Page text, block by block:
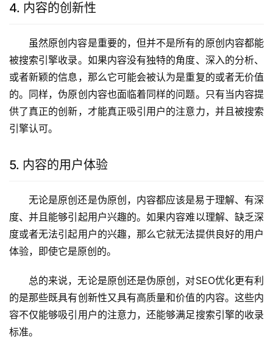
4. 内容的创新性
虽然原创内容是重要的，但并不是所有的原创内容都能
被搜索引擎收录。如果内容没有独特的角度、深入的分析、
或者新颖的信息，那么它可能会被认为是重复的或者无价值
的。同样，伪原创内容也面临着同样的问题。只有当内容提
供了真正的创新，才能真正吸引用户的注意力，并且被搜索
引擎认可。
5. 内容的用户体验
无论是原创还是伪原创，内容都应该是易于理解、有深
度、并且能够引起用户兴趣的。如果内容难以理解、缺乏深
度或者无法引起用户的兴趣，那么它就无法提供良好的用户
体验，即使它是原创的。
总的来说，无论是原创还是伪原创，对SEO优化更有利
的是那些既具有创新性又具有高质量和价值的内容。这些内
容不仅能够吸引用户的注意力，还能够满足搜索引擎的收录
标准。